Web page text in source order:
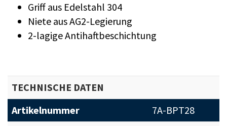
Griff aus Edelstahl 304
Niete aus AG2-Legierung
2-lagige Antihaftbeschichtung
TECHNISCHE DATEN
Artikelnummer
7A-BPT28